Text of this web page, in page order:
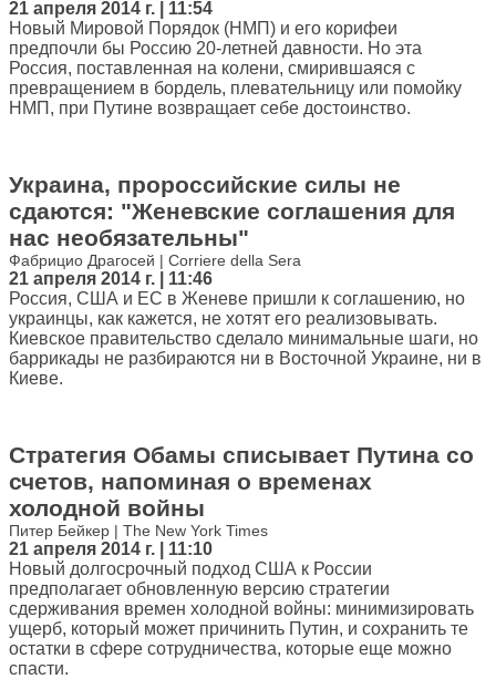
21 апреля 2014 г. | 11:54
Новый Мировой Порядок (НМП) и его корифеи
предпочли бы Россию 20-летней давности. Но эта
Россия, поставленная на колени, смирившаяся с
превращением в бордель, плевательницу или помойку
НМП, при Путине возвращает себе достоинство.
Украина, пророссийские силы не
сдаются: "Женевские соглашения для
нас необязательны"
Фабрицио Драгосей | Corriere della Sera
21 апреля 2014 г. | 11:46
Россия, США и ЕС в Женеве пришли к соглашению, но
украинцы, как кажется, не хотят его реализовывать.
Киевское правительство сделало минимальные шаги, но
баррикады не разбираются ни в Восточной Украине, ни в
Киеве.
Стратегия Обамы списывает Путина со
счетов, напоминая о временах
холодной войны
Питер Бейкер | The New York Times
21 апреля 2014 г. | 11:10
Новый долгосрочный подход США к России
предполагает обновленную версию стратегии
сдерживания времен холодной войны: минимизировать
ущерб, который может причинить Путин, и сохранить те
остатки в сфере сотрудничества, которые еще можно
спасти.